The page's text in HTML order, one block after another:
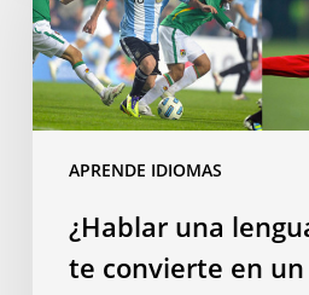
APRENDE IDIOMAS
romance
te
convierte
en
futbolista?
¿Hablar una
te convierte en